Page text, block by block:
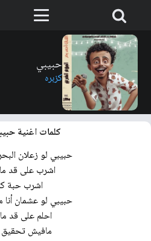
حبيبي
كزبره
كلمات اغنية
حبيبي لو زعلان
اشرب على قد
اشرب حبة
حبيبي لو عشمان
احلم على قد
مافيش تحقيق